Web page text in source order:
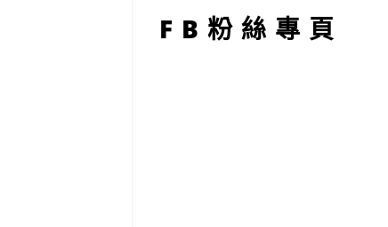
FB粉絲專頁